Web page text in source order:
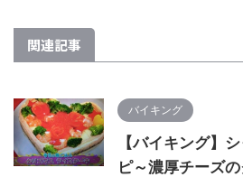
関連記事
バイキング
【バイキング】
ピ～濃厚チーズ